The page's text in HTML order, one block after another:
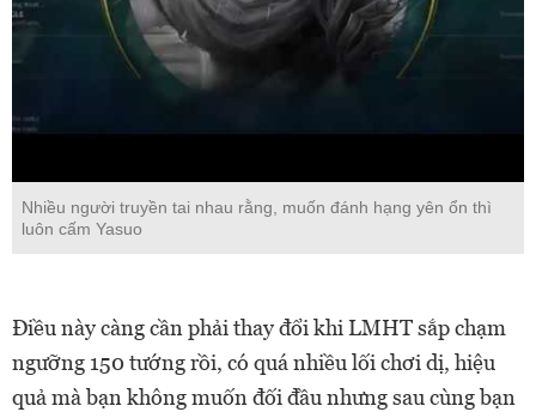
Nhiều người truyền tai nhau rằng, muốn đánh hạng yên ổn thì
luôn cấm Yasuo
Điều này càng cần phải thay đổi khi LMHT sắp chạm
ngưỡng 150 tướng rồi, có quá nhiều lối chơi dị, hiệu
quả mà bạn không muốn đối đầu nhưng sau cùng bạn